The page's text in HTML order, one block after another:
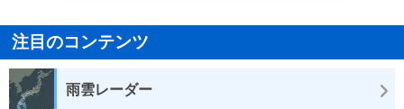
注目のコンテンツ
雨雲レーダー